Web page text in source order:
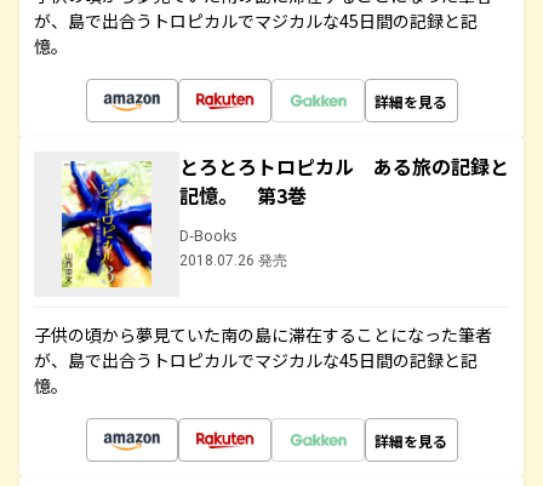
が、島で出合うトロピカルでマジカルな45日間の記録と記
憶。
詳細を見る
とろとろトロピカル ある旅の記録と
記憶。 第3巻
D-Books
2018.07.26 発売
子供の頃から夢見ていた南の島に滞在することになった筆者
が、島で出合うトロピカルでマジカルな45日間の記録と記
憶。
詳細を見る